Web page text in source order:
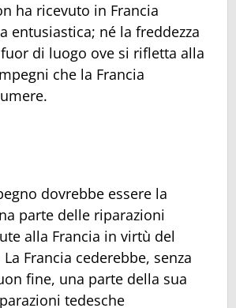
ha ricevuto in Francia
entusiastica; né la freddezza
di luogo ove si rifletta alla
che la Francia
dovrebbe essere la
parte delle riparazioni
alla Francia in virtù del
Francia cederebbe, senza
fine, una parte della sua
tedesche